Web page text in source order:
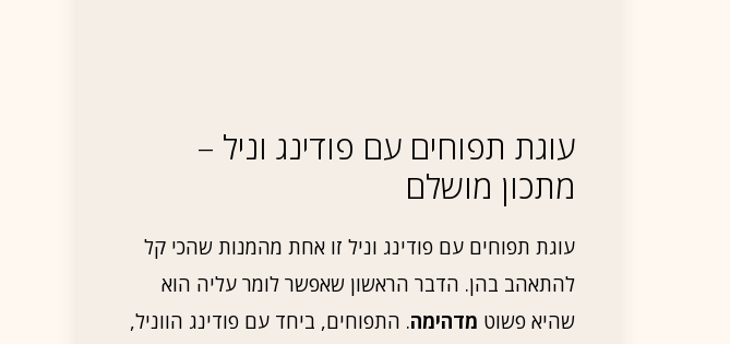
עוגת תפוחים עם פודינג וניל –
מתכון מושלם
עוגת תפוחים עם פודינג וניל זו אחת מהמנות שהכי קל
להתאהב בהן. הדבר הראשון שאפשר לומר עליה הוא
שהיא פשוט מדהימה. התפוחים, ביחד עם פודינג הווניל,